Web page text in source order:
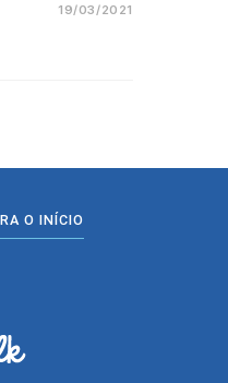
19/03/2021
O INÍCIO